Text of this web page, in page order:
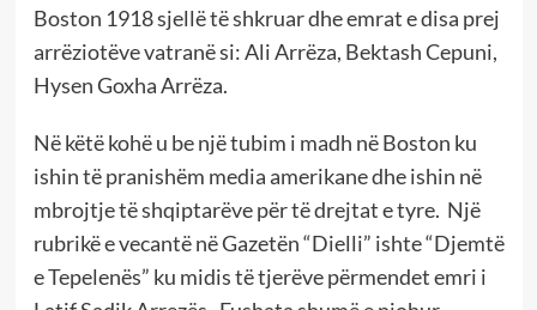
Boston 1918 sjellë të shkruar dhe emrat e disa prej
arrëziotëve vatranë si: Ali Arrëza, Bektash Cepuni,
Hysen Goxha Arrëza.
Në këtë kohë u be një tubim i madh në Boston ku
ishin të pranishëm media amerikane dhe ishin në
mbrojtje të shqiptarëve për të drejtat e tyre. Një
rubrikë e vecantë në Gazetën “Dielli” ishte “Djemtë
e Tepelenës” ku midis të tjerëve përmendet emri i